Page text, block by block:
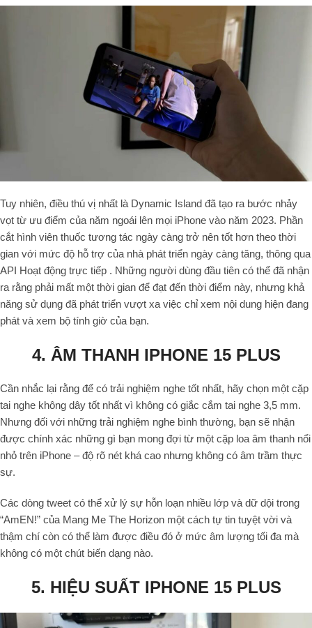
Tuy nhiên, điều thú vị nhất là Dynamic Island đã tạo ra bước nhảy
vọt từ ưu điểm của năm ngoái lên mọi iPhone vào năm 2023. Phần
cắt hình viên thuốc tương tác ngày càng trở nên tốt hơn theo thời
gian với mức độ hỗ trợ của nhà phát triển ngày càng tăng, thông qua
API Hoạt động trực tiếp . Những người dùng đầu tiên có thể đã nhận
ra rằng phải mất một thời gian để đạt đến thời điểm này, nhưng khả
năng sử dụng đã phát triển vượt xa việc chỉ xem nội dung hiện đang
phát và xem bộ tính giờ của bạn.
4. ÂM THANH IPHONE 15 PLUS
Cần nhắc lại rằng để có trải nghiệm nghe tốt nhất, hãy chọn một cặp
tai nghe không dây tốt nhất vì không có giắc cắm tai nghe 3,5 mm.
Nhưng đối với những trải nghiệm nghe bình thường, bạn sẽ nhận
được chính xác những gì bạn mong đợi từ một cặp loa âm thanh nổi
nhỏ trên iPhone – độ rõ nét khá cao nhưng không có âm trầm thực
sự.
Các dòng tweet có thể xử lý sự hỗn loạn nhiều lớp và dữ dội trong
“AmEN!” của Mang Me The Horizon một cách tự tin tuyệt vời và
thậm chí còn có thể làm được điều đó ở mức âm lượng tối đa mà
không có một chút biến dạng nào.
5. HIỆU SUẤT IPHONE 15 PLUS